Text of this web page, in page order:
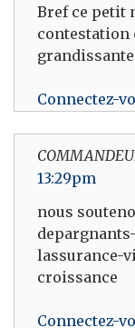
Bref ce petit
contestation
Connectez-
13:29pm
nous
lassurance-
croissance
Connectez-